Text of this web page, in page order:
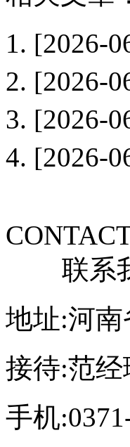
[2026-
[2026-
[2026-
[2026-
联系
地址:河
接待:范经
手机